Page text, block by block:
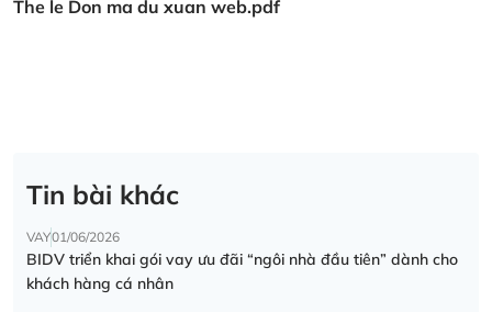
The le Don ma du xuan web.pdf
Tin bài khác
VAY01/06/2026
BIDV triển khai gói vay ưu đãi “ngôi nhà đầu tiên” dành cho
khách hàng cá nhân